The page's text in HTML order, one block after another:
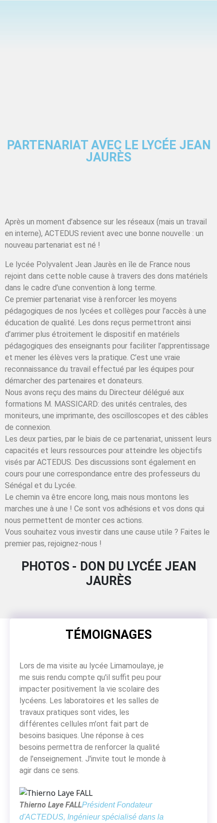
PARTENARIAT AVEC LE LYCÉE JEAN
JAURÈS
Après un moment d’absence sur les réseaux (mais un travail
en interne), ACTEDUS revient avec une bonne nouvelle : un
nouveau partenariat est né !
Le lycée Polyvalent Jean Jaurès en île de France nous
rejoint dans cette noble cause à travers des dons matériels
dans le cadre d’une convention à long terme.
Ce premier partenariat vise à renforcer les moyens
pédagogiques de nos lycées et collèges pour l’accès à une
éducation de qualité. Les dons reçus permettront ainsi
d’arrimer plus étroitement le dispositif en matériels
pédagogiques des enseignants pour faciliter l’apprentissage
et mener les élèves vers la pratique. C’est une vraie
reconnaissance du travail effectué par les équipes pour
démarcher des partenaires et donateurs.
Nous avons reçu des mains du Directeur délégué aux
formations M. MASSICARD: des unités centrales, des
moniteurs, une imprimante, des oscilloscopes et des câbles
de connexion.
Les deux parties, par le biais de ce partenariat, unissent leurs
capacités et leurs ressources pour atteindre les objectifs
visés par ACTEDUS. Des discussions sont également en
cours pour une correspondance entre des professeurs du
Sénégal et du Lycée.
Le chemin va être encore long, mais nous montons les
marches une à une ! Ce sont vos adhésions et vos dons qui
nous permettent de monter ces actions.
Vous souhaitez vous investir dans une cause utile ? Faites le
premier pas, rejoignez-nous !
PHOTOS - DON DU LYCÉE JEAN
JAURÈS
TÉMOIGNAGES
Lors de ma visite au lycée Limamoulaye, je
me suis rendu compte qu'il suffit peu pour
impacter positivement la vie scolaire des
lycéens. Les laboratoires et les salles de
travaux pratiques sont vides, les
différentes cellules m'ont fait part de
besoins basiques. Une réponse à ces
besoins permettra de renforcer la qualité
de l'enseignement. J'invite tout le monde à
agir dans ce sens.
Thierno Laye FALLPrésident Fondateur
d'ACTEDUS, Ingénieur spécialisé dans la